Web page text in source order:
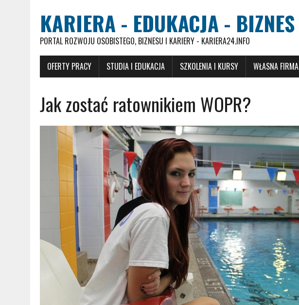
KARIERA - EDUKACJA - BIZNES
PORTAL ROZWOJU OSOBISTEGO, BIZNESU I KARIERY - KARIERA24.INFO
OFERTY PRACY STUDIA I EDUKACJA SZKOLENIA I KURSY WŁASNA FIRMA
Jak zostać ratownikiem WOPR?